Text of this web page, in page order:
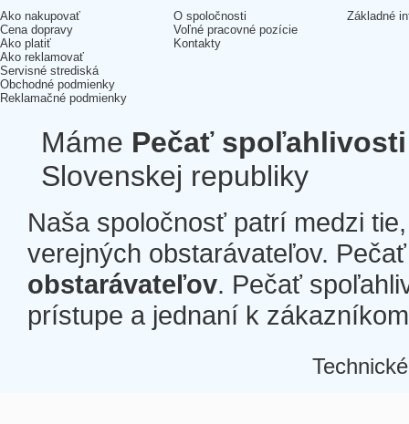
Ako nakupovať
Cena dopravy
Ako platiť
Ako reklamovať
Servisné strediská
Obchodné podmienky
Reklamačné podmienky
O spoločnosti
Voľné pracovné pozície
Kontakty
Základné
Máme Pečať spoľahlivosti
Slovenskej republiky
Naša spoločnosť patrí medzi
verejných obstarávateľov.
obstarávateľov. Pečať
prístupe a jednaní k